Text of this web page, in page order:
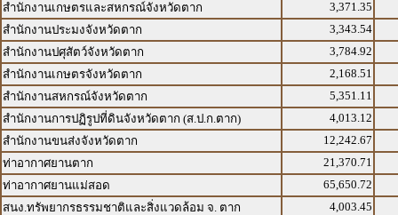
สำนักงานเกษตรและสหกรณ์จังหวัดตาก
3,371.35
สำนักงานประมงจังหวัดตาก
3,343.54
สำนักงานปศุสัตว์จังหวัดตาก
3,784.92
สำนักงานเกษตรจังหวัดตาก
2,168.51
สำนักงานสหกรณ์จังหวัดตาก
5,351.11
สำนักงานการปฏิรูปที่ดินจังหวัดตาก (ส.ป.ก.ตาก)
4,013.12
สำนักงานขนส่งจังหวัดตาก
12,242.67
ท่าอากาศยานตาก
21,370.71
ท่าอากาศยานแม่สอด
65,650.72
สนง.ทรัพยากรธรรมชาติและสิ่งแวดล้อม จ. ตาก
4,003.45